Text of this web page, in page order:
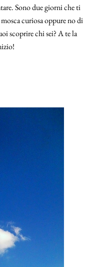
Sono due giorni che ti
curiosa oppure no di
scoprire chi sei? A te la